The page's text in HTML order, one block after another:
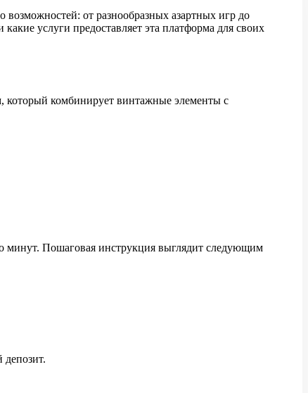
от разнообразных азартных игр до
услуги предоставляет эта платформа для своих
который комбинирует винтажные элементы с
минут. Пошаговая инструкция выглядит следующим